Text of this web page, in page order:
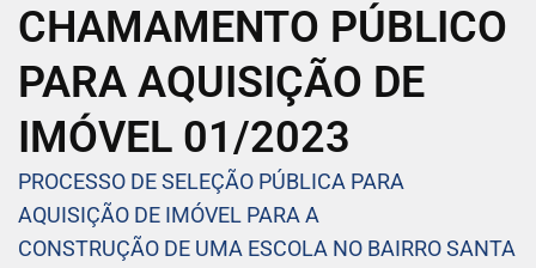
CHAMAMENTO PÚBLICO
PARA AQUISIÇÃO DE
IMÓVEL 01/2023
PROCESSO DE SELEÇÃO PÚBLICA PARA
AQUISIÇÃO DE IMÓVEL PARA A
CONSTRUÇÃO DE UMA ESCOLA NO BAIRRO SANTA